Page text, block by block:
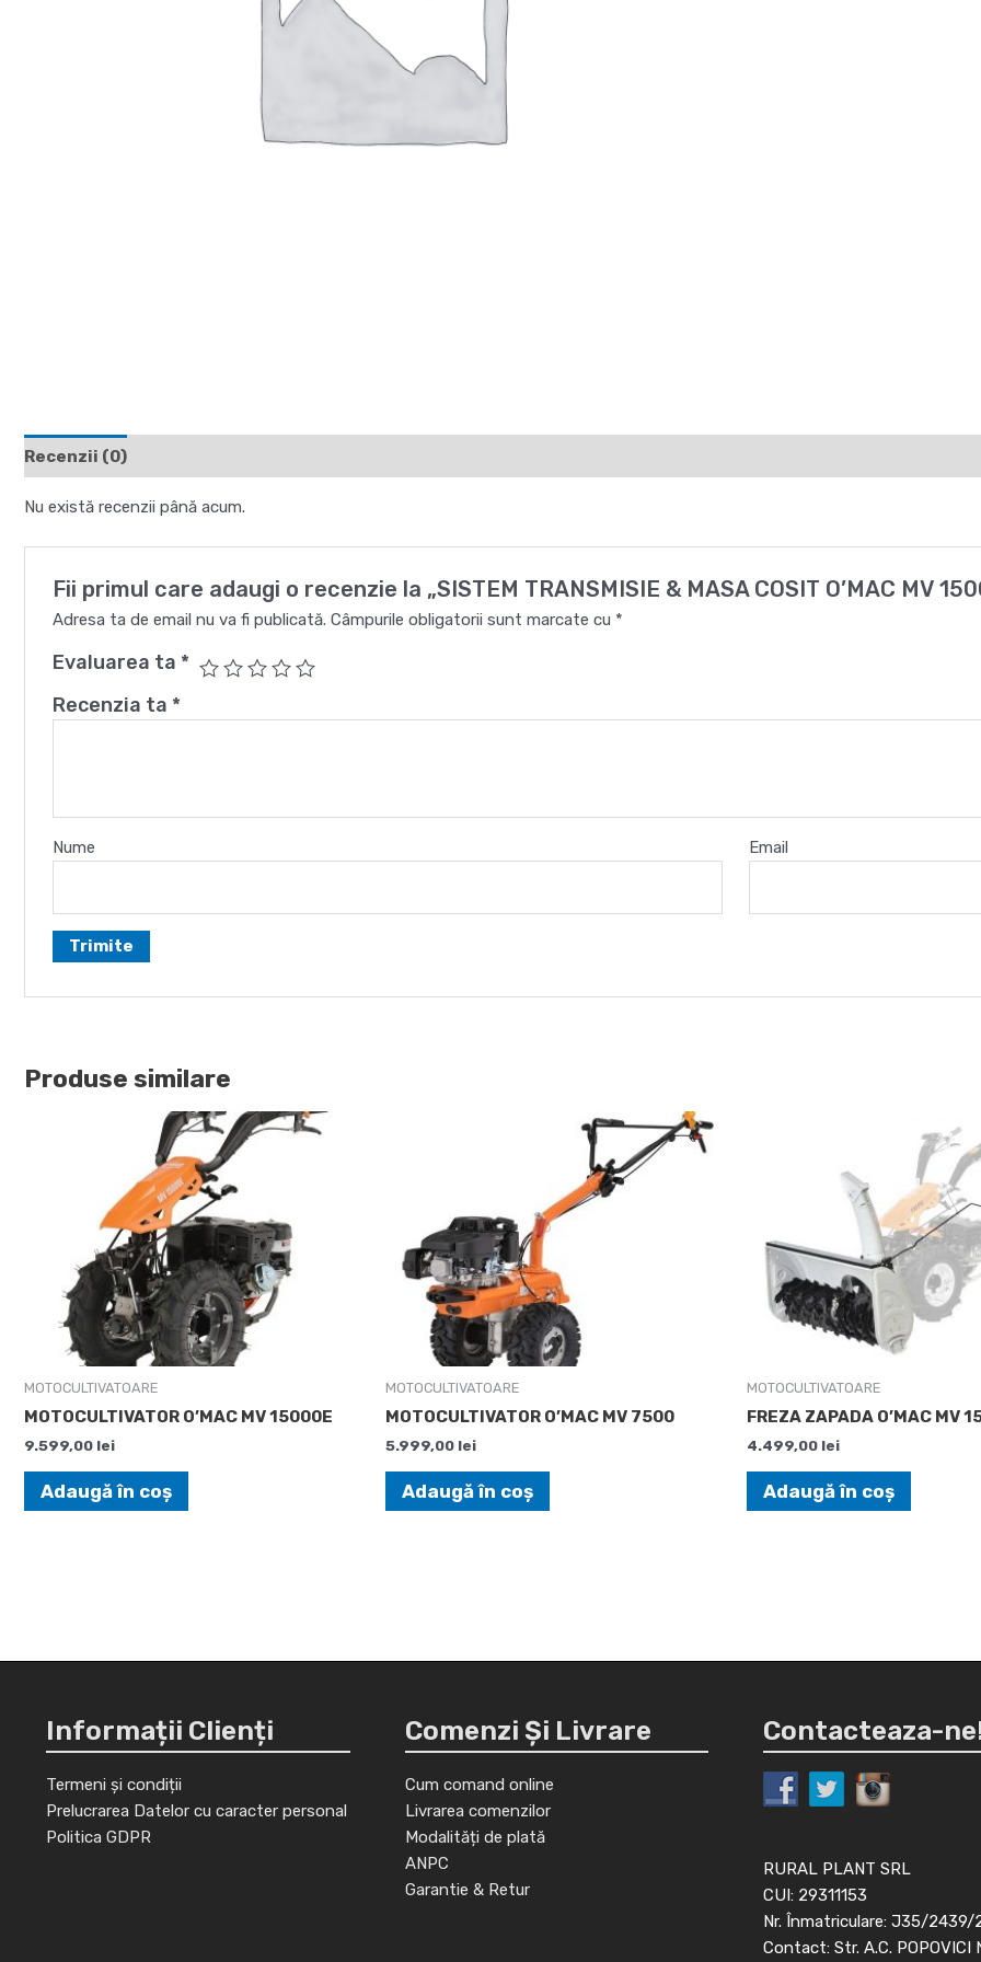
Recenzii (0)
Nu există recenzii până acum.
Fii primul care adaugi o recenzie la „SISTEM TRANSMISIE & MASA COSIT O’MAC MV
Adresa ta de email nu va fi publicată. Câmpurile obligatorii sunt marcate cu *
Evaluarea ta *
Recenzia ta *
Nume Email
Produse similare
MOTOCULTIVATOARE
MOTOCULTIVATOR O’MAC MV 15000E
9.599,00 lei
Adaugă în coș
MOTOCULTIVATOARE
MOTOCULTIVATOR O’MAC MV 7500
5.999,00 lei
Adaugă în coș
MOTOCULTIVATOARE
FREZA ZAPADA O’MAC MV
4.499,00 lei
Adaugă în coș
Informații Clienți
Termeni și condiții
Prelucrarea Datelor cu caracter personal
Politica GDPR
Comenzi Și Livrare
Cum comand online
Livrarea comenzilor
Modalități de plată
ANPC
Garantie & Retur
Contacteaza-
RURAL PLANT SRL
CUI: 29311153
Nr. Înmatriculare: J35/2439/
Contact: Str. A.C. POPOVICI